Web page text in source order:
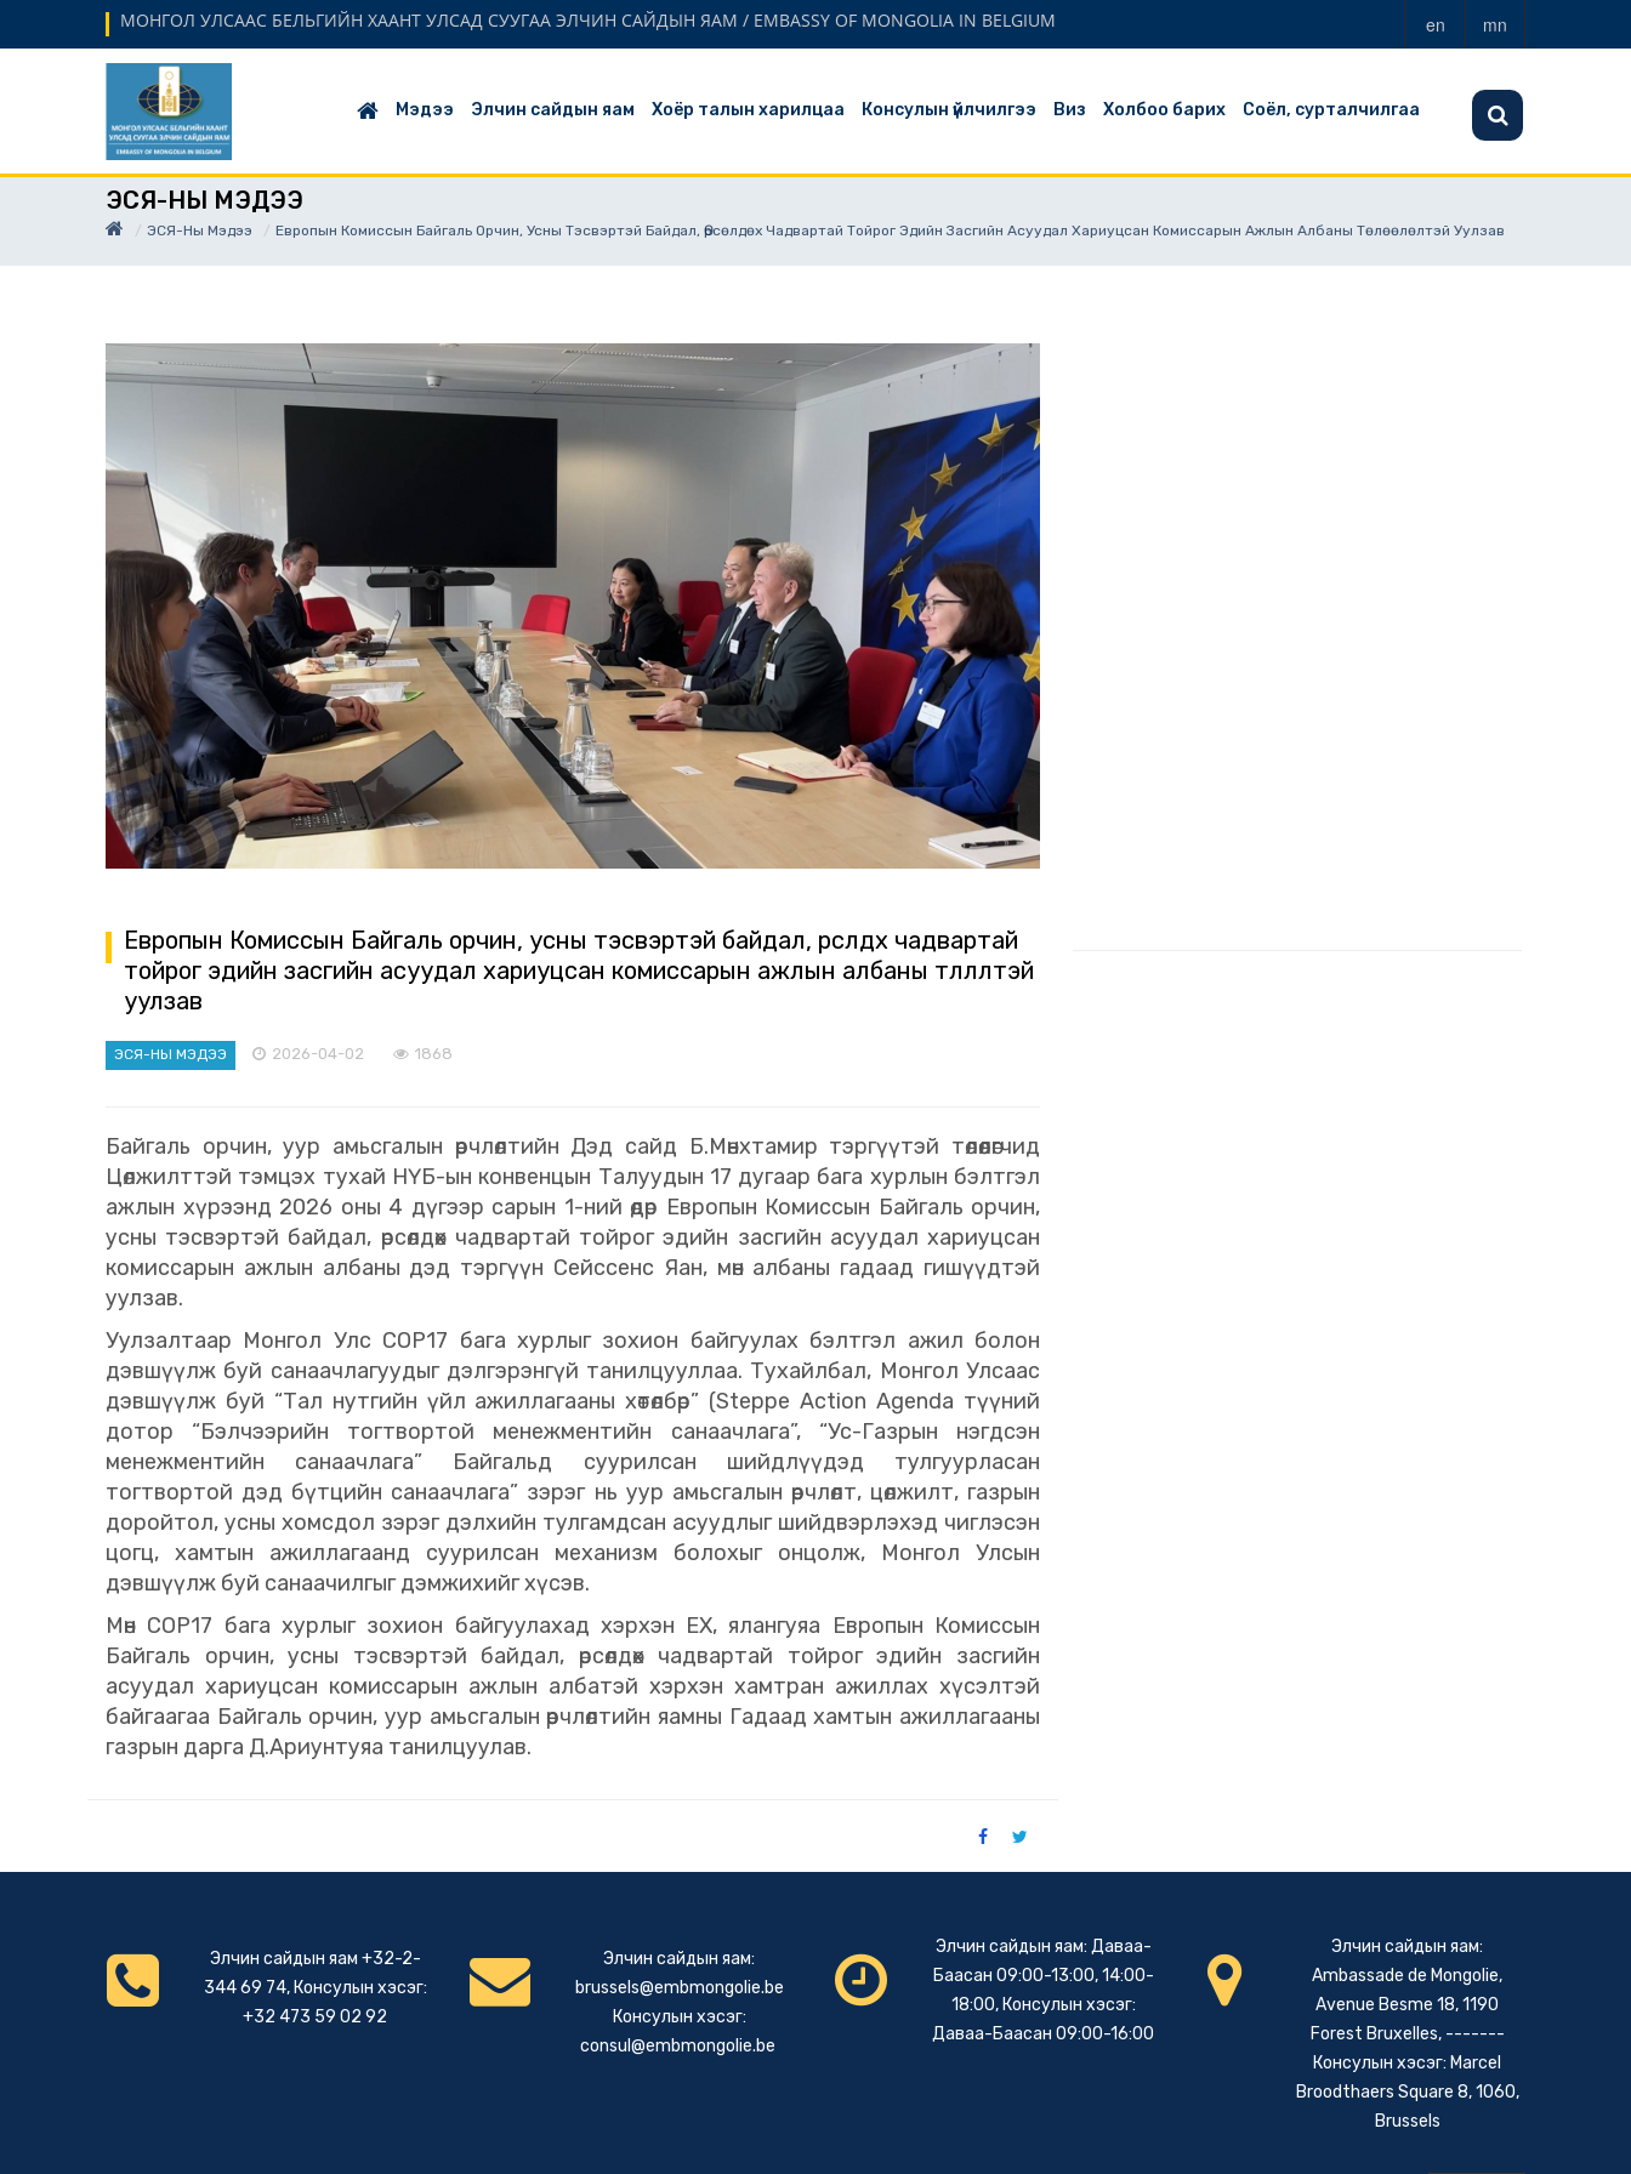
МОНГОЛ УЛСААС БЕЛЬГИЙН ХААНТ УЛСАД СУУГАА ЭЛЧИН САЙДЫН ЯАМ / EMBASSY OF MONGOLIA IN BELGIUM en mn
Мэдээ Элчин сайдын яам Хоёр талын харилцаа Консулын үйлчилгээ Виз Холбоо барих Соёл, сурталчилгаа
ЭСЯ-НЫ МЭДЭЭ
ЭСЯ-Ны Мэдээ Европын Комиссын Байгаль Орчин, Усны Тэсвэртэй Байдал, Өрсөлдөх Чадвартай Тойрог Эдийн Засгийн Асуудал Хариуцсан Комиссарын Ажлын Албаны Төлөөлөлтэй Уулзав
Европын Комиссын Байгаль орчин, усны тэсвэртэй байдал, өрсөлдөх чадвартай
тойрог эдийн засгийн асуудал хариуцсан комиссарын ажлын албаны төлөөлөлтэй
уулзав
ЭСЯ-НЫ МЭДЭЭ 2026-04-02 1868
Байгаль орчин, уур амьсгалын өөрчлөлтийн Дэд сайд Б.Мөнхтамир тэргүүтэй төлөөлөгчид
Цөлжилттэй тэмцэх тухай НҮБ-ын конвенцын Талуудын 17 дугаар бага хурлын бэлтгэл
ажлын хүрээнд 2026 оны 4 дүгээр сарын 1-ний өдөр Европын Комиссын Байгаль орчин,
усны тэсвэртэй байдал, өрсөлдөх чадвартай тойрог эдийн засгийн асуудал хариуцсан
комиссарын ажлын албаны дэд тэргүүн Сейссенс Яан, мөн албаны гадаад гишүүдтэй
уулзав.
Уулзалтаар Монгол Улс COP17 бага хурлыг зохион байгуулах бэлтгэл ажил болон
дэвшүүлж буй санаачлагуудыг дэлгэрэнгүй танилцууллаа. Тухайлбал, Монгол Улсаас
дэвшүүлж буй “Тал нутгийн үйл ажиллагааны хөтөлбөр” (Steppe Action Agenda түүний
дотор “Бэлчээрийн тогтвортой менежментийн санаачлага”, “Ус-Газрын нэгдсэн
менежментийн санаачлага” Байгальд суурилсан шийдлүүдэд тулгуурласан
тогтвортой дэд бүтцийн санаачлага” зэрэг нь уур амьсгалын өөрчлөлт, цөлжилт, газрын
доройтол, усны хомсдол зэрэг дэлхийн тулгамдсан асуудлыг шийдвэрлэхэд чиглэсэн
цогц, хамтын ажиллагаанд суурилсан механизм болохыг онцолж, Монгол Улсын
дэвшүүлж буй санаачилгыг дэмжихийг хүсэв.
Мөн COP17 бага хурлыг зохион байгуулахад хэрхэн ЕХ, ялангуяа Европын Комиссын
Байгаль орчин, усны тэсвэртэй байдал, өрсөлдөх чадвартай тойрог эдийн засгийн
асуудал хариуцсан комиссарын ажлын албатэй хэрхэн хамтран ажиллах хүсэлтэй
байгаагаа Байгаль орчин, уур амьсгалын өөрчлөлтийн яамны Гадаад хамтын ажиллагааны
газрын дарга Д.Ариунтуяа танилцуулав.
Элчин сайдын яам +32-2-
344 69 74, Консулын хэсэг:
+32 473 59 02 92
Элчин сайдын яам:
brussels@embmongolie.be
Консулын хэсэг:
consul@embmongolie.be
Элчин сайдын яам: Даваа-
Баасан 09:00-13:00, 14:00-
18:00, Консулын хэсэг:
Даваа-Баасан 09:00-16:00
Элчин сайдын яам:
Ambassade de Mongolie,
Avenue Besme 18, 1190
Forest Bruxelles, -------
Консулын хэсэг: Marcel
Broodthaers Square 8, 1060,
Brussels